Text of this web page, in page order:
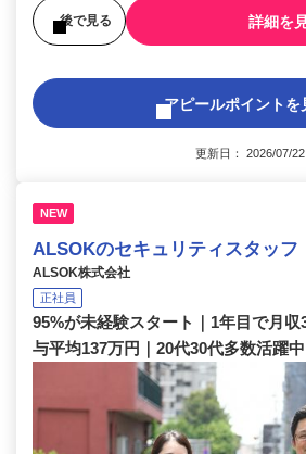
後で見る 詳細を
アピールポイントを
更新日： 2026/07/
NEW
ALSOKのセキュリティスタッフ
ALSOK株式会社
正社員
95%が未経験スタート｜1年目で月
与平均137万円｜20代30代多数活躍中